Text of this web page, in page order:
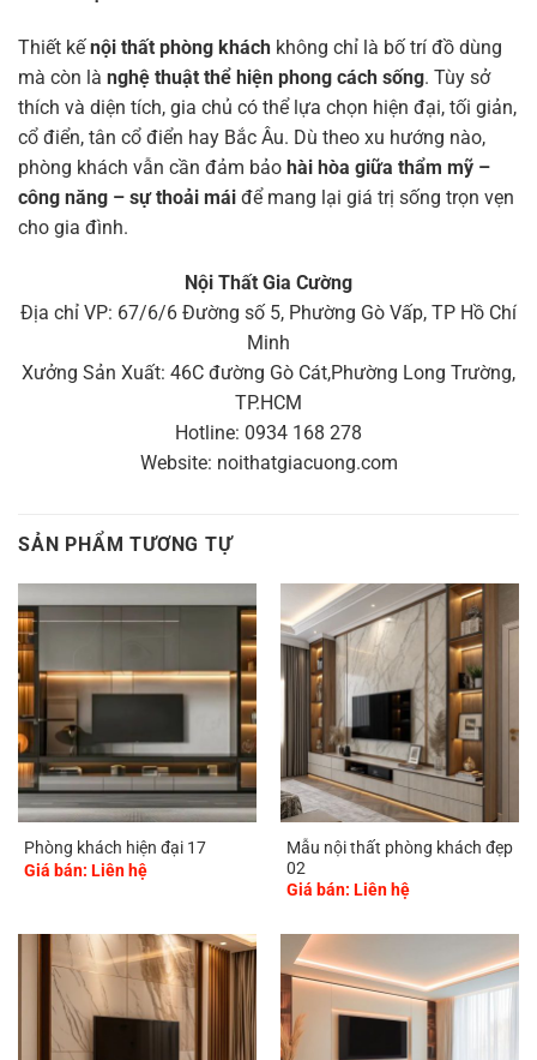
Thiết kếnội thất phòng khách không chỉ là bố trí đồ dùng
mà còn là nghệ thuật thể hiện phong cách sống. Tùy sở
thích và diện tích, gia chủ có thể lựa chọn hiện đại, tối giản,
cổ điển, tân cổ điển hay Bắc Âu. Dù theo xu hướng nào,
phòng khách vẫn cần đảm bảo hài hòa giữa thẩm mỹ –
công năng – sự thoải mái để mang lại giá trị sống trọn vẹn
cho gia đình.
Nội Thất Gia Cường
Địa chỉ VP: 67/6/6 Đường số 5, Phường Gò Vấp, TP Hồ Chí
Minh
Xưởng Sản Xuất: 46C đường Gò Cát,Phường Long Trường,
TP.HCM
Hotline: 0934 168 278
Website: noithatgiacuong.com
SẢN PHẨM TƯƠNG TỰ
Phòng khách hiện đại 17
Giá bán: Liên hệ
Mẫu nội thất phòng khách đẹp
02
Giá bán: Liên hệ